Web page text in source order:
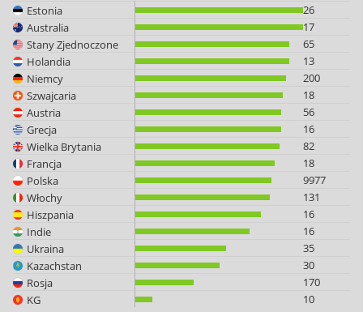
Estonia
26
Australia
17
Stany Zjednoczone
65
Holandia
13
Niemcy
200
Szwajcaria
18
Austria
56
Grecja
16
Wielka Brytania
82
Francja
18
Polska
9977
Włochy
131
Hiszpania
16
Indie
16
Ukraina
35
Kazachstan
30
Rosja
170
KG
10